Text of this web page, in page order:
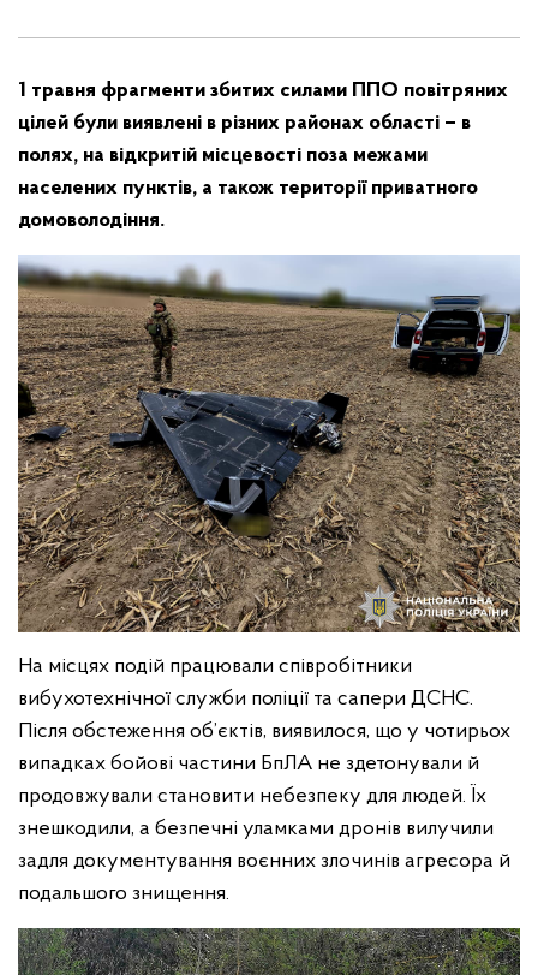
1 травня фрагменти збитих силами ППО повітряних
цілей були виявлені в різних районах області – в
полях, на відкритій місцевості поза межами
населених пунктів, а також території приватного
домоволодіння.
На місцях подій працювали співробітники
вибухотехнічної служби поліції та сапери ДСНС.
Після обстеження об’єктів, виявилося, що у чотирьох
випадках бойові частини БпЛА не здетонували й
продовжували становити небезпеку для людей. Їх
знешкодили, а безпечні уламками дронів вилучили
задля документування воєнних злочинів агресора й
подальшого знищення.